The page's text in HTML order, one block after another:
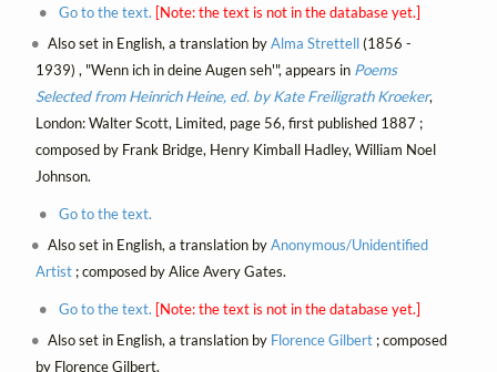
Go to the text. [Note: the text is not in the database yet.]
Also set in English, a translation byAlma Strettell(1856 -
1939) , "Wenn ich in deine Augen seh'", appears in Poems
Selected from Heinrich Heine, ed. by Kate Freiligrath Kroeker,
London: Walter Scott, Limited, page 56, first published 1887 ;
composed by Frank Bridge, Henry Kimball Hadley, William Noel
Johnson.
Go to the text.
Also set in English, a translation byAnonymous/Unidentified
Artist; composed by Alice Avery Gates.
Go to the text. [Note: the text is not in the database yet.]
Also set in English, a translation by Florence Gilbert ; composed
by Florence Gilbert.